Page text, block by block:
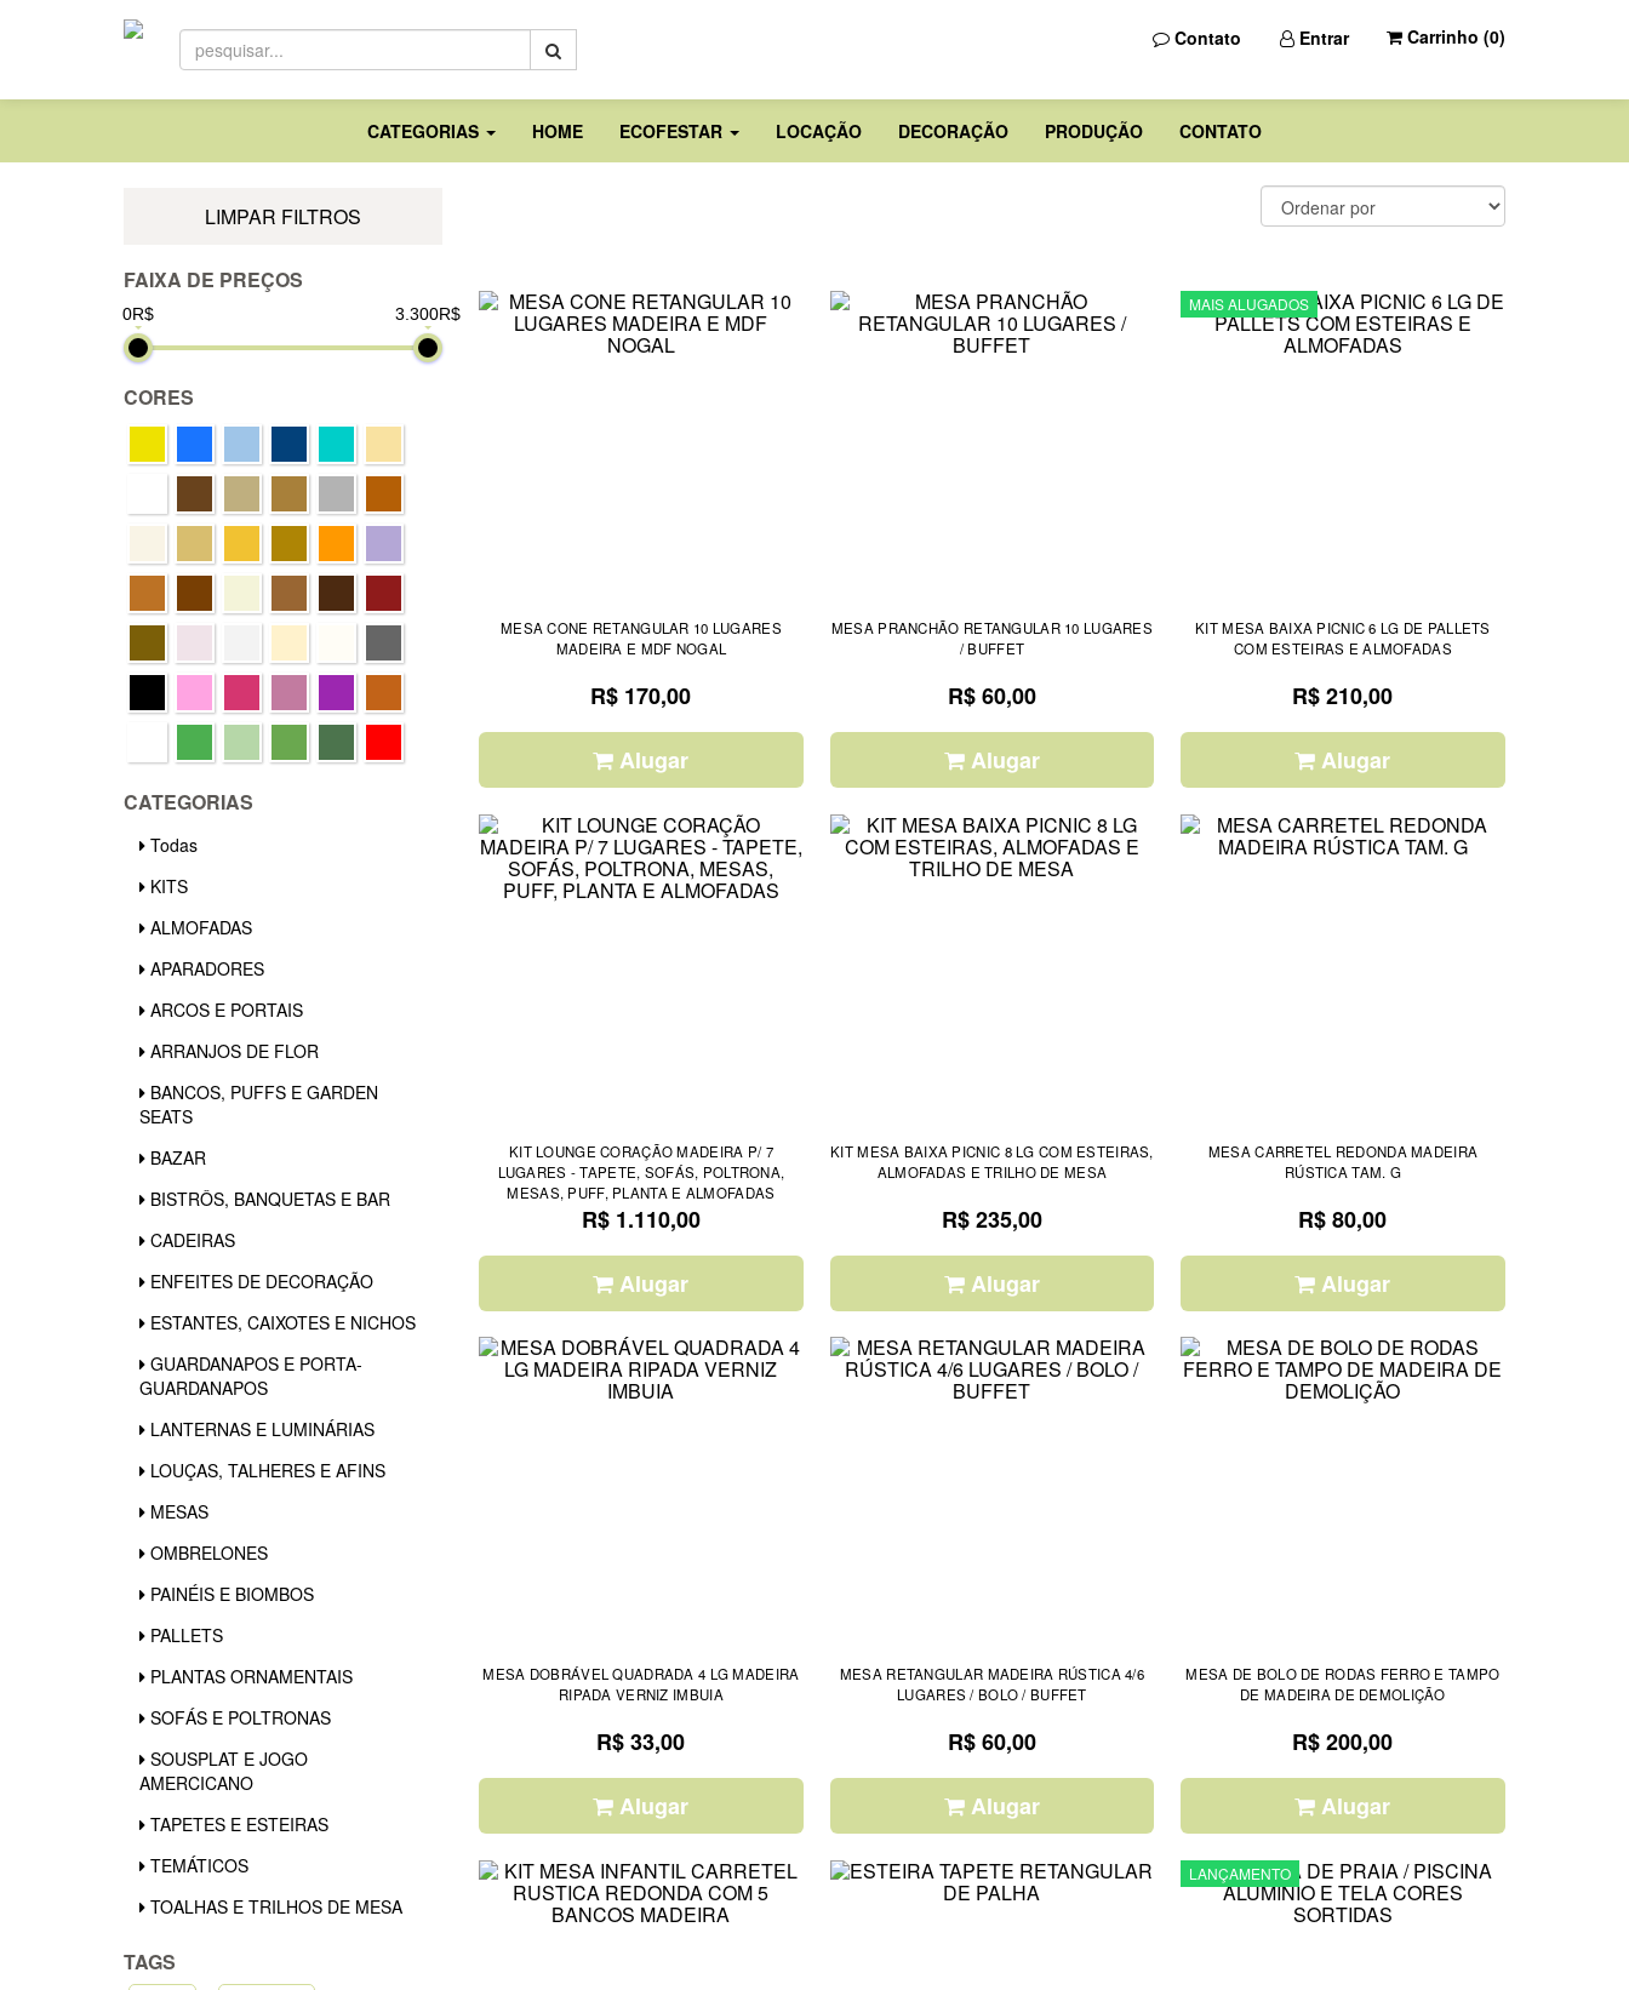
Contato Entrar Carrinho (0)
CATEGORIAS HOME ECOFESTAR LOCAÇÃO DECORAÇÃO PRODUÇÃO CONTATO
LIMPAR FILTROS
FAIXA DE PREÇOS
0R$ 3.300R$
CORES
CATEGORIAS
Todas
KITS
ALMOFADAS
APARADORES
ARCOS E PORTAIS
ARRANJOS DE FLOR
BANCOS, PUFFS E GARDEN
SEATS
BAZAR
BISTRÔS, BANQUETAS E BAR
CADEIRAS
ENFEITES DE DECORAÇÃO
ESTANTES, CAIXOTES E NICHOS
GUARDANAPOS E PORTA-
GUARDANAPOS
LANTERNAS E LUMINÁRIAS
LOUÇAS, TALHERES E AFINS
MESAS
OMBRELONES
PAINÉIS E BIOMBOS
PALLETS
PLANTAS ORNAMENTAIS
SOFÁS E POLTRONAS
SOUSPLAT E JOGO
AMERCICANO
TAPETES E ESTEIRAS
TEMÁTICOS
TOALHAS E TRILHOS DE MESA
TAGS
MESA CONE RETANGULAR 10 LUGARES
MADEIRA E MDF NOGAL
R$ 170,00
Alugar
MESA PRANCHÃO RETANGULAR 10 LUGARES
/ BUFFET
R$ 60,00
Alugar
MAIS ALUGADOS
KIT MESA BAIXA PICNIC 6 LG DE PALLETS
COM ESTEIRAS E ALMOFADAS
R$ 210,00
Alugar
KIT LOUNGE CORAÇÃO MADEIRA P/ 7
LUGARES - TAPETE, SOFÁS, POLTRONA,
MESAS, PUFF, PLANTA E ALMOFADAS
R$ 1.110,00
Alugar
KIT MESA BAIXA PICNIC 8 LG COM ESTEIRAS,
ALMOFADAS E TRILHO DE MESA
R$ 235,00
Alugar
MESA CARRETEL REDONDA MADEIRA
RÚSTICA TAM. G
R$ 80,00
Alugar
MESA DOBRÁVEL QUADRADA 4 LG MADEIRA
RIPADA VERNIZ IMBUIA
R$ 33,00
Alugar
MESA RETANGULAR MADEIRA RÚSTICA 4/6
LUGARES / BOLO / BUFFET
R$ 60,00
Alugar
MESA DE BOLO DE RODAS FERRO E TAMPO
DE MADEIRA DE DEMOLIÇÃO
R$ 200,00
Alugar
LANÇAMENTO